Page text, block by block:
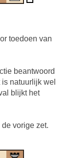
toedoen van
beantwoord
natuurlijk wel
blijkt het
vorige zet.